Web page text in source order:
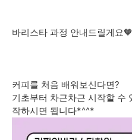
바리스타 과정 안내드릴게요🧡
커피를 처음 배워보신다면?
기초부터 차근차근 시작할 수
작하시면 됩니다*^^*